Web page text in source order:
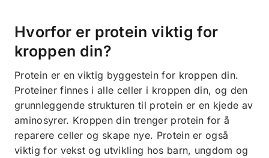
Hvorfor er protein viktig for
kroppen din?
Protein er en viktig byggestein for kroppen din.
Proteiner finnes i alle celler i kroppen din, og den
grunnleggende strukturen til protein er en kjede av
aminosyrer. Kroppen din trenger protein for å
reparere celler og skape nye. Protein er også
viktig for vekst og utvikling hos barn, ungdom og